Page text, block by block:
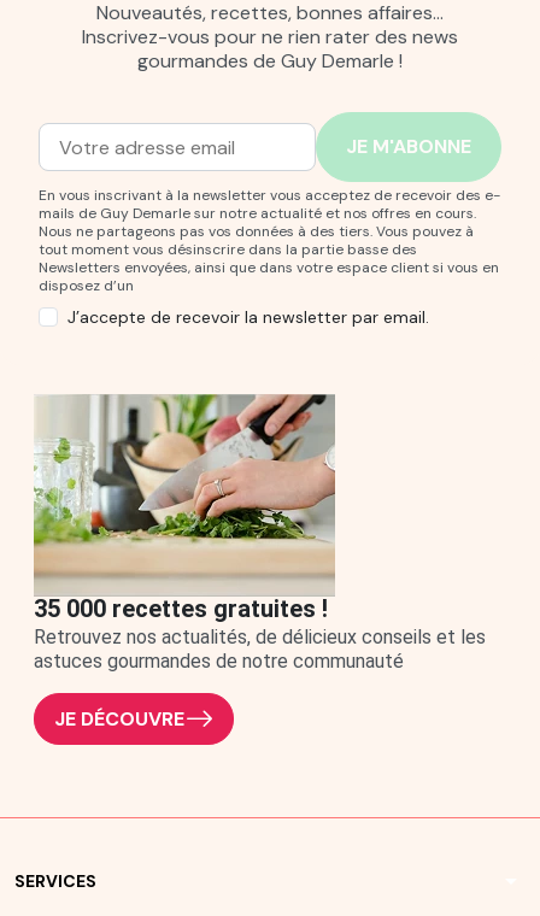
Nouveautés, recettes, bonnes affaires…
Inscrivez-vous pour ne rien rater des news
gourmandes de Guy Demarle !
Adresse mail
Entrez votre adresse mail pour vous abonner à notre
En vous inscrivant à la newsletter vous acceptez de recevoir des e-
mails de Guy Demarle sur notre actualité et nos offres en cours.
Nous ne partageons pas vos données à des tiers. Vous pouvez à
tout moment vous désinscrire dans la partie basse des
Newsletters envoyées, ainsi que dans votre espace client si vous en
disposez d’un
J’accepte de recevoir la newsletter par email.
35 000 recettes gratuites !
Retrouvez nos actualités, de délicieux conseils et les
astuces gourmandes de notre communauté
JE DÉCOUVRE
SERVICES